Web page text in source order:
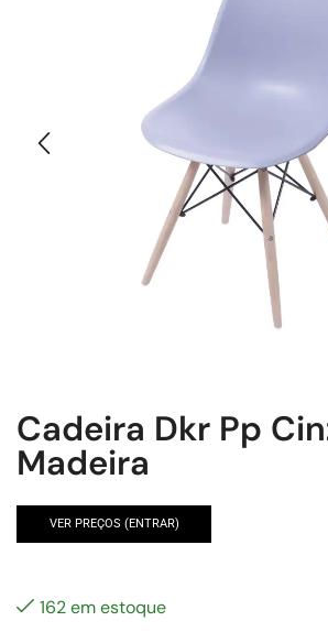
Cadeira Dkr Pp
Madeira
VER PREÇOS (ENTRAR)
162 em estoque